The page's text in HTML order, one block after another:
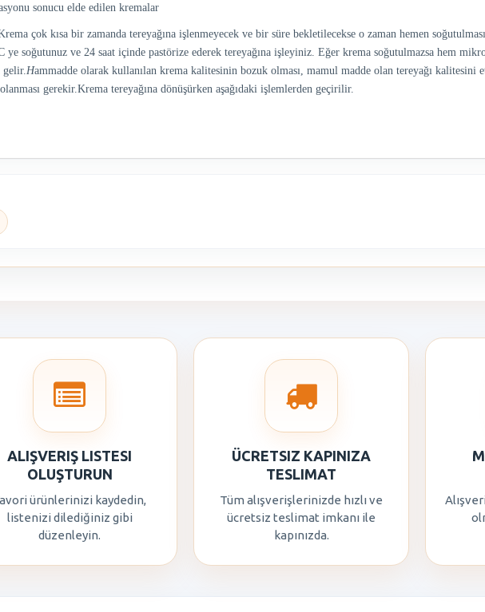
sonucu elde edilen kremalar
çok kısa bir zamanda tereyağına işlenmeyecek ve bir süre bekletilecekse o zaman hemen
ye soğutunuz ve 24 saat içinde pastörize ederek tereyağına işleyiniz. Eğer krema soğutulmazsa hem
gelir.Hammadde olarak kullanılan krema kalitesinin bozuk olması, mamul madde olan tereyağı kalitesini
gerekir.Krema tereyağına dönüşürken aşağıdaki işlemlerden geçirilir.
ALIŞVERIŞ LISTESI
OLUŞTURUN
ürünlerinizi kaydedin,
listenizi dilediğiniz gibi
düzenleyin.
ÜCRETSIZ KAPINIZA
TESLIMAT
Tüm alışverişlerinizde hızlı ve
ücretsiz teslimat imkanı ile
kapınızda.